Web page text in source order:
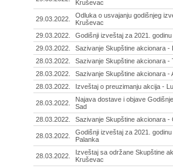
Kruševac
29.03.2022.
Odluka o usvajanju godišnjeg
Kruševac
29.03.2022.
Godišnji izveštaj za 2021.
29.03.2022.
Sazivanje Skupštine akcionara -
28.03.2022.
Sazivanje Skupštine akcionara -
28.03.2022.
Sazivanje Skupštine akcionara -
28.03.2022.
Izveštaj o preuzimanju akcija -
28.03.2022.
Najava dostave i objave
Sad
28.03.2022.
Sazivanje Skupštine akcionara -
28.03.2022.
Godišnji izveštaj za 2021.
Palanka
28.03.2022.
Izveštaj sa održane Skupštine
Kruševac